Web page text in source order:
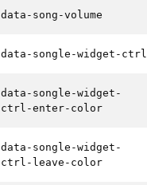
data-song-volume
data-songle-widget-ctrl
data-songle-widget-
ctrl-enter-color
data-songle-widget-
ctrl-leave-color